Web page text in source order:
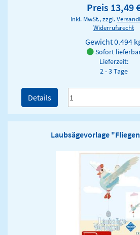
Preis 13,49
inkl. MwSt., zzgl.
Widerrufsrecht
Gewicht0.494
Sofort
Lieferzeit:
2 - 3 Tage
Details
Laubsägevorlage